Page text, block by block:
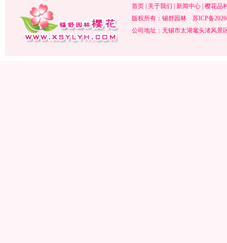
首页 关于我们 新闻中心 樱花品
版权所有：锡舒园林 苏ICP备
公司地址：无锡市太湖鼋头渚风景